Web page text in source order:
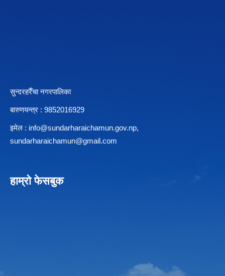
सुन्दरहरैँचा नगरपालिका
बारुणयन्त्र : 9852016929
इमेल : info@sundarharaichamun.gov.np,
sundarharaichamun@gmail.com
हाम्रो फेसबुक